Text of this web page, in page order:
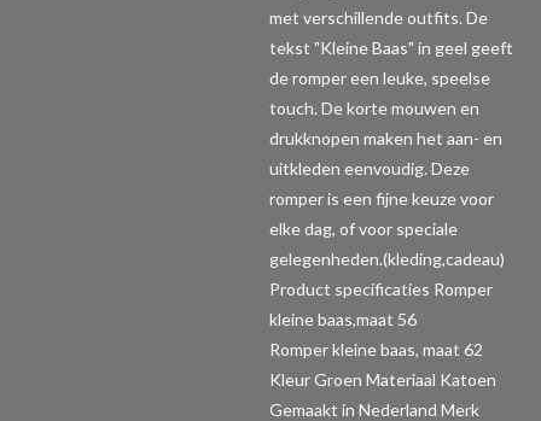
met verschillende outfits. De
tekst "Kleine Baas" in geel geeft
de romper een leuke, speelse
touch. De korte mouwen en
drukknopen maken het aan- en
uitkleden eenvoudig. Deze
romper is een fijne keuze voor
elke dag, of voor speciale
gelegenheden.(kleding,cadeau)
Product specificaties Romper
kleine baas,maat 56
Romper kleine baas, maat 62
Kleur Groen Materiaal Katoen
Gemaakt in Nederland Merk